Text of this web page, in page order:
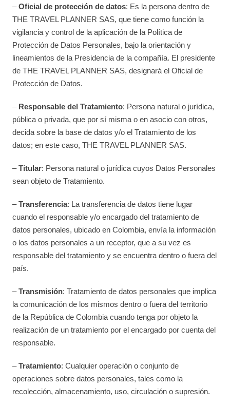
–Oficial de protección de datos: Es la persona dentro de
THE TRAVEL PLANNER SAS, que tiene como función la
vigilancia y control de la aplicación de la Política de
Protección de Datos Personales, bajo la orientación y
lineamientos de la Presidencia de la compañía. El presidente
de THE TRAVEL PLANNER SAS, designará el Oficial de
Protección de Datos.
– Responsable del Tratamiento: Persona natural o jurídica,
pública o privada, que por sí misma o en asocio con otros,
decida sobre la base de datos y/o el Tratamiento de los
datos; en este caso, THE TRAVEL PLANNER SAS.
–Titular: Persona natural o jurídica cuyos Datos Personales
sean objeto de Tratamiento.
–Transferencia: La transferencia de datos tiene lugar
cuando el responsable y/o encargado del tratamiento de
datos personales, ubicado en Colombia, envía la información
o los datos personales a un receptor, que a su vez es
responsable del tratamiento y se encuentra dentro o fuera del
país.
–Transmisión: Tratamiento de datos personales que implica
la comunicación de los mismos dentro o fuera del territorio
de la República de Colombia cuando tenga por objeto la
realización de un tratamiento por el encargado por cuenta del
responsable.
–Tratamiento: Cualquier operación o conjunto de
operaciones sobre datos personales, tales como la
recolección, almacenamiento, uso, circulación o supresión.